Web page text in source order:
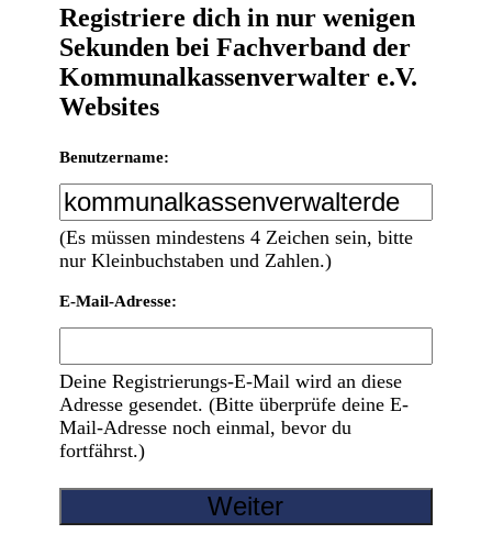
Registriere dich in nur wenigen
Sekunden bei Fachverband der
Kommunalkassenverwalter e.V.
Websites
Benutzername:
(Es müssen mindestens 4 Zeichen sein, bitte
nur Kleinbuchstaben und Zahlen.)
E-Mail-Adresse:
Deine Registrierungs-E-Mail wird an diese
Adresse gesendet. (Bitte überprüfe deine E-
Mail-Adresse noch einmal, bevor du
fortfährst.)